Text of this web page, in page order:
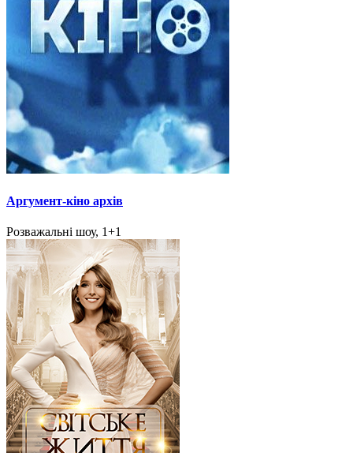
Аргумент-кіно архів
Розважальні шоу, 1+1